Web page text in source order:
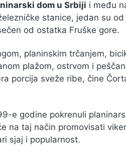
dom u Srbiji i među
stanice, jedan su od
od ostatka Fruške gore.
planinskim trčanjem,
plažom, ostrvom i
porcija sveže ribe, čine
e godine pokrenuli
na taj način promovisati
sjaj i popularnost.